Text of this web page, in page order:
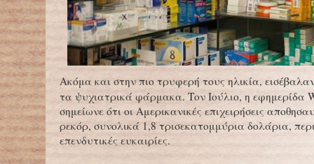
Ακόμα και στην πιο τρυφερή τους ηλικία,
τα ψυχιατρικά φάρμακα. Τον Ιούλιο, η εφημερίδα
σημείωνε ότι οι Αμερικανικές επιχειρήσεις
ρεκόρ, συνολικά 1,8 τρισεκατομμύρια δολάρια,
επενδυτικές ευκαιρίες.